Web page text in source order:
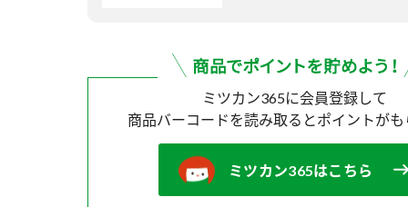
ミツカン365に会員登録して
商品バーコードを読み取ると ポイントが
ミツカン365はこちら